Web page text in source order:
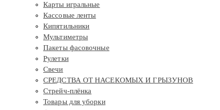
Карты игральные
Кассовые ленты
Кипятильники
Мультиметры
Пакеты фасовочные
Рулетки
Свечи
СРЕДСТВА ОТ НАСЕКОМЫХ И ГРЫЗУНОВ
Стрейч-плёнка
Товары для уборки